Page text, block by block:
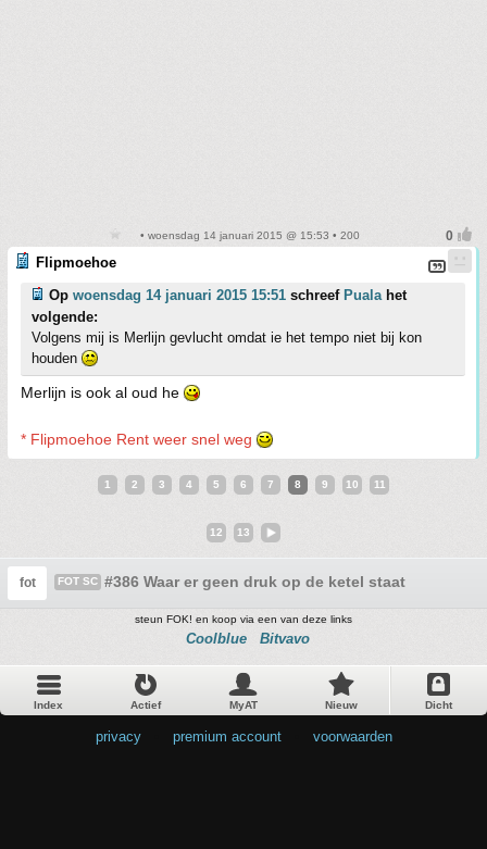
• woensdag 14 januari 2015 @ 15:53 • 200
Flipmoehoe
Op woensdag 14 januari 2015 15:51 schreef Pualahet
volgende:
Volgens mij is Merlijn gevlucht omdat ie het tempo niet bij kon
houden
Merlijn is ook al oud he
* Flipmoehoe Rent weer snel weg
1 2 3 4 5 6 7 8 9 10 11
12 13
fot FOT SC #386 Waar er geen druk op de ketel staat
steun FOK! en koop via een van deze links
Coolblue Bitvavo
Index Actief MyAT Nieuw Dicht
privacy premium account voorwaarden